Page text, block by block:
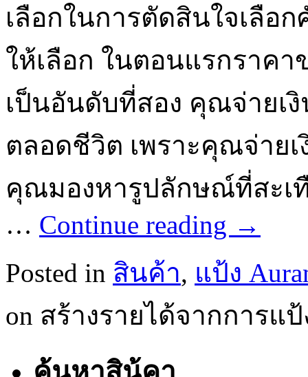
เลือกในการตัดสินใจเลือ
ให้เลือก ในตอนแรกราคา
เป็นอันดับที่สอง คุณจ่ายเ
ตลอดชีวิต เพราะคุณจ่าย
คุณมองหารูปลักษณ์ที่สะเ
… Continue reading →
Posted in สินค้า, แป้ง
on สร้างรายได้จากการแป้